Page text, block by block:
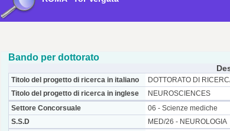
Bando per dottorato
Titolo del progetto di ricerca in italiano
DOTTORATO DI
Titolo del progetto di ricerca in inglese
NEUROSCIENCES
Settore Concorsuale
06 - Scienze mediche
S.S.D
MED/26 - NEUROLOGIA